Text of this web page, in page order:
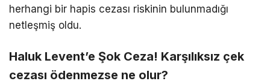
herhangi bir hapis cezası riskinin bulunmadığı
netleşmiş oldu.
Haluk Levent’e Şok Ceza! Karşılıksız çek
cezası ödenmezse ne olur?